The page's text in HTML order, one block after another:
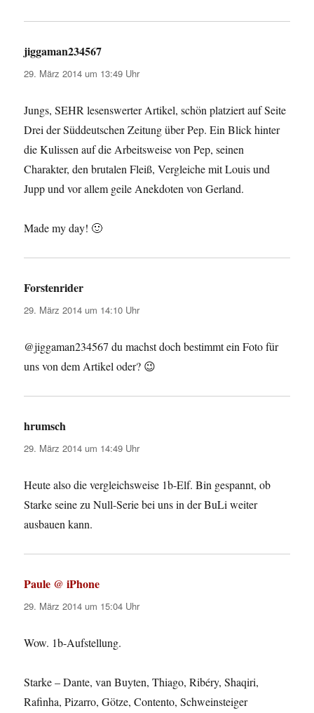
jiggaman234567
29. März 2014 um 13:49 Uhr
Jungs, SEHR lesenswerter Artikel, schön platziert auf Seite
Drei der Süddeutschen Zeitung über Pep. Ein Blick hinter
die Kulissen auf die Arbeitsweise von Pep, seinen
Charakter, den brutalen Fleiß, Vergleiche mit Louis und
Jupp und vor allem geile Anekdoten von Gerland.
Made my day! 🙂
Forstenrider
29. März 2014 um 14:10 Uhr
@jiggaman234567 du machst doch bestimmt ein Foto für
uns von dem Artikel oder? 😉
hrumsch
29. März 2014 um 14:49 Uhr
Heute also die vergleichsweise 1b-Elf. Bin gespannt, ob
Starke seine zu Null-Serie bei uns in der BuLi weiter
ausbauen kann.
Paule @ iPhone
29. März 2014 um 15:04 Uhr
Wow. 1b-Aufstellung.
Starke – Dante, van Buyten, Thiago, Ribéry, Shaqiri,
Rafinha, Pizarro, Götze, Contento, Schweinsteiger